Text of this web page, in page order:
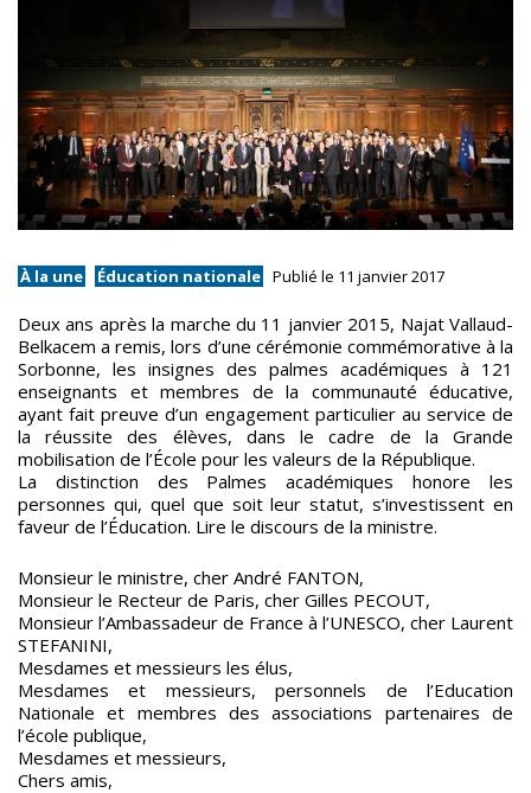
À la une Éducation nationale Publié le 11 janvier 2017
Deux ans après la marche du 11 janvier 2015, Najat Vallaud-
Belkacem a remis, lors d’une cérémonie commémorative à la
Sorbonne, les insignes des palmes académiques à 121
enseignants et membres de la communauté éducative,
ayant fait preuve d’un engagement particulier au service de
la réussite des élèves, dans le cadre de la Grande
mobilisation de l’École pour les valeurs de la République.
La distinction des Palmes académiques honore les
personnes qui, quel que soit leur statut, s’investissent en
faveur de l’Éducation. Lire le discours de la ministre.
Monsieur le ministre, cher André FANTON,
Monsieur le Recteur de Paris, cher Gilles PECOUT,
Monsieur l’Ambassadeur de France à l’UNESCO, cher Laurent
STEFANINI,
Mesdames et messieurs les élus,
Mesdames et messieurs, personnels de l’Education
Nationale et membres des associations partenaires de
l’école publique,
Mesdames et messieurs,
Chers amis,